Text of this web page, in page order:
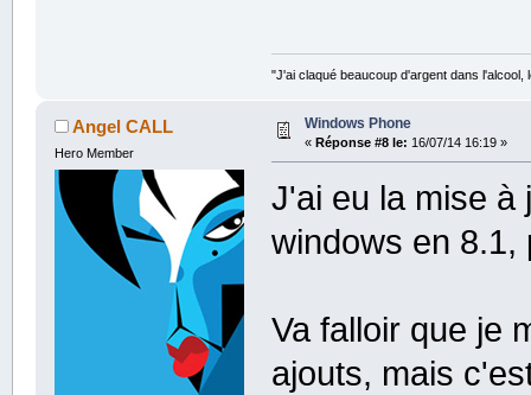
"J'ai claqué beaucoup d'argent dans
Angel CALL
Hero Member
Windows Phone
« Réponse #8 le: 16/07/14 16:19 »
J'ai eu la mise à
windows en
Va falloir que je
ajouts, mais